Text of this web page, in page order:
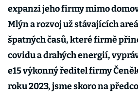
expanzi jeho firmy mimo
Mlýn a rozvoj už stávajících
špatných časů, které firmě
covidu a drahých energií,
e15 výkonný ředitel firmy Čeněk
roku 2023, jsme skoro na